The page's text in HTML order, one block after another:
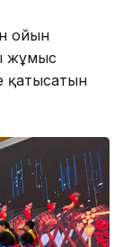
ойын
жұмыс
қатысатын